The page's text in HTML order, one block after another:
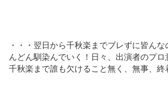
・・・翌日から千秋楽までブレずに皆ん
んどん馴染んでいく！日々、出演者のプロ
千秋楽まで誰も欠けること無く、無事、終